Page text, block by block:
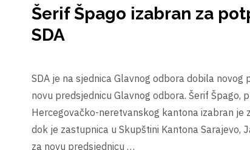
Šerif Špago izabran za
SDA
SDA je na sjednica Glavnog odbora dobila
novu predsjednicu Glavnog odbora. Šerif Špago,
Hercegovačko-neretvanskog kantona izabran je
dok je zastupnica u Skupštini Kantona Sarajevo,